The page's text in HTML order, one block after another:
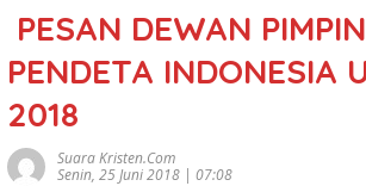
PESAN DEWAN
PENDETA INDONESIA
2018
Suara Kristen.com
Senin, 25 Juni 2018 | 07:08